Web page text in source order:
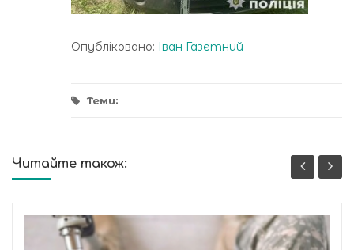
Опубліковано: Іван Газетний
Теми:
Читайте також: